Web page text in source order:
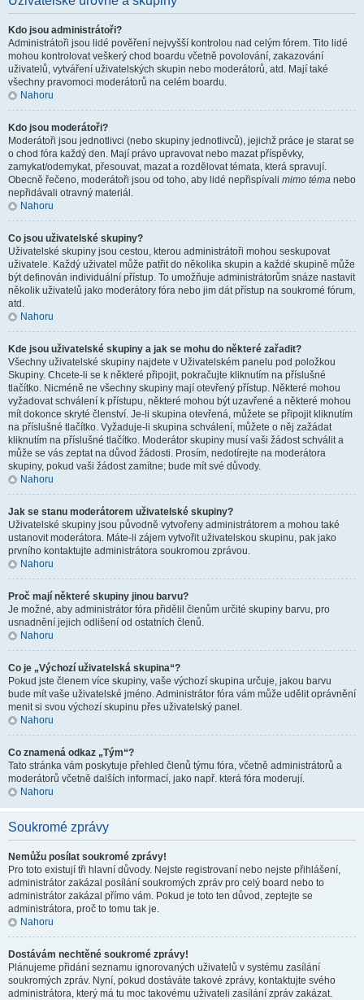
Kdo jsou administrátoři?
Administrátoři jsou lidé pověření nejvyšší kontrolou nad celým fórem. Tito lidé
mohou kontrolovat veškerý chod boardu včetně povolování, zakazování
uživatelů, vytváření uživatelských skupin nebo moderátorů, atd. Mají také
všechny pravomoci moderátorů na celém boardu.
Nahoru
Kdo jsou moderátoři?
Moderátoři jsou jednotlivci (nebo skupiny jednotlivců), jejichž práce je starat se
o chod fóra každý den. Mají právo upravovat nebo mazat příspěvky,
zamykat/odemykat, přesouvat, mazat a rozdělovat témata, která spravují.
Obecně řečeno, moderátoři jsou od toho, aby lidé nepřispívali mimo téma nebo
nepřidávali otravný materiál.
Nahoru
Co jsou uživatelské skupiny?
Uživatelské skupiny jsou cestou, kterou administrátoři mohou seskupovat
uživatele. Každý uživatel může patřit do několika skupin a každé skupině může
být definován individuální přístup. To umožňuje administrátorům snáze nastavit
několik uživatelů jako moderátory fóra nebo jim dát přístup na soukromé fórum,
atd.
Nahoru
Kde jsou uživatelské skupiny a jak se mohu do některé zařadit?
Všechny uživatelské skupiny najdete v Uživatelském panelu pod položkou
Skupiny. Chcete-li se k některé připojit, pokračujte kliknutím na příslušné
tlačítko. Nicméně ne všechny skupiny mají otevřený přístup. Některé mohou
vyžadovat schválení k přístupu, některé mohou být uzavřené a některé mohou
mít dokonce skryté členství. Je-li skupina otevřená, můžete se připojit kliknutím
na příslušné tlačítko. Vyžaduje-li skupina schválení, můžete o něj zažádat
kliknutím na příslušné tlačítko. Moderátor skupiny musí vaši žádost schválit a
může se vás zeptat na důvod žádosti. Prosím, nedotírejte na moderátora
skupiny, pokud vaši žádost zamítne; bude mít své důvody.
Nahoru
Jak se stanu moderátorem uživatelské skupiny?
Uživatelské skupiny jsou původně vytvořeny administrátorem a mohou také
ustanovit moderátora. Máte-li zájem vytvořit uživatelskou skupinu, pak jako
prvního kontaktujte administrátora soukromou zprávou.
Nahoru
Proč mají některé skupiny jinou barvu?
Je možné, aby administrátor fóra přidělil členům určité skupiny barvu, pro
usnadnění jejich odlišení od ostatních členů.
Nahoru
Co je „Výchozí uživatelská skupina“?
Pokud jste členem více skupiny, vaše výchozí skupina určuje, jakou barvu
bude mít vaše uživatelské jméno. Administrátor fóra vám může udělit oprávnění
menit si svou výchozí skupinu přes uživatelský panel.
Nahoru
Co znamená odkaz „Tým“?
Tato stránka vám poskytuje přehled členů týmu fóra, včetně administrátorů a
moderátorů včetně dalších informací, jako např. která fóra moderují.
Nahoru
Soukromé zprávy
Nemůžu posílat soukromé zprávy!
Pro toto existují tři hlavní důvody. Nejste registrovaní nebo nejste přihlášení,
administrátor zakázal posílání soukromých zpráv pro celý board nebo to
administrátor zakázal přímo vám. Pokud je toto ten důvod, zeptejte se
administrátora, proč to tomu tak je.
Nahoru
Dostávám nechtěné soukromé zprávy!
Plánujeme přidání seznamu ignorovaných uživatelů v systému zasílání
soukromých zpráv. Nyní, pokud dostáváte takové zprávy, kontaktujte svého
administrátora, který má tu moc takovému uživateli zasílání zpráv zakázat.